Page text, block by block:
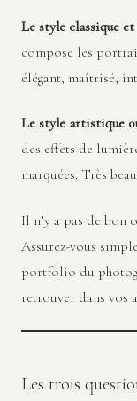
Le style classique
compose les
élégant, maîtrisé,
Le style artistique
des effets de
marquées. Très
Il n’y a pas de bon
Assurez-vous
portfolio du
retrouver dans vos
Les trois